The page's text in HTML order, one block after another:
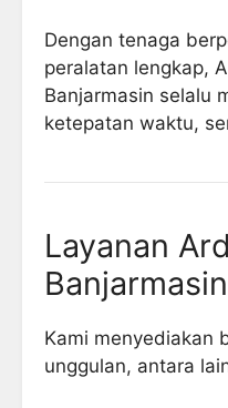
Dengan tenaga
peralatan lengkap,
Banjarmasin selalu
ketepatan waktu,
Layanan
Banjarmasin
Kami menyediakan
unggulan, antara